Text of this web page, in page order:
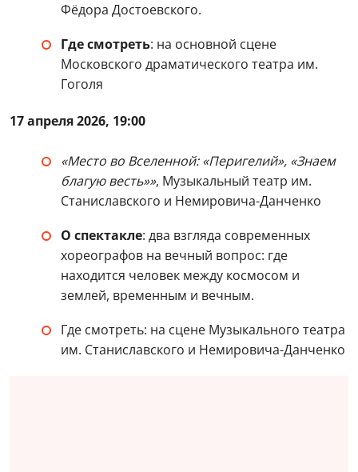
Фёдора Достоевского.
Где смотреть: на основной сцене
Московского драматического театра им.
Гоголя
17 апреля 2026, 19:00
«Место во Вселенной: «Перигелий», «Знаем
благую весть»», Музыкальный театр им.
Станиславского и Немировича-Данченко
О спектакле: два взгляда современных
хореографов на вечный вопрос: где
находится человек между космосом и
землей, временным и вечным.
Где смотреть: на сцене Музыкального театра
им. Станиславского и Немировича-Данченко